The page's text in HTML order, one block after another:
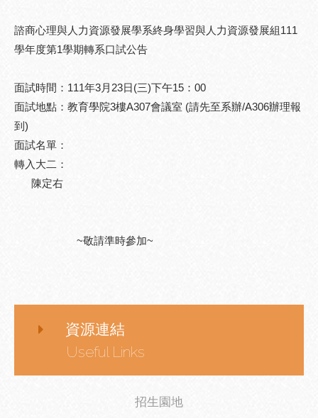
諮商心理與人力資源發展學系終身學習與人力資源發展組111
學年度第1學期轉系口試公告
面試時間：111年3月23日(三)下午15：00
面試地點：教育學院3樓A307會議室 (請先至系辦/A306辦理報
到)
面試名單：
轉入大二：
陳定右
~敬請準時參加~
資源連結
Useful Links
招生園地